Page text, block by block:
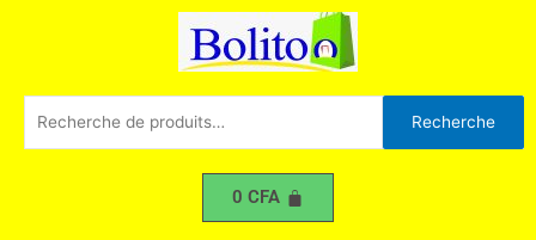
pour :
Recherche
0CFA